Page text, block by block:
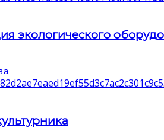
экологического